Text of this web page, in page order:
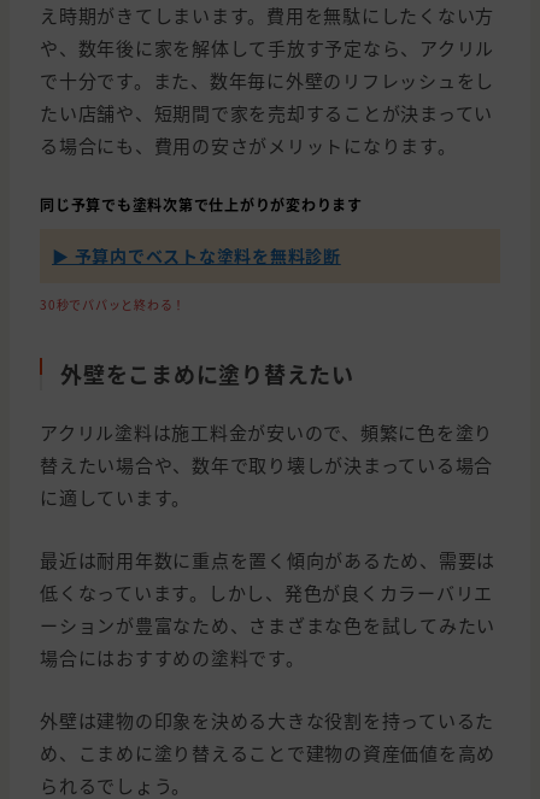
え時期がきてしまいます。費用を無駄にしたくない方
や、数年後に家を解体して手放す予定なら、アクリル
で十分です。また、数年毎に外壁のリフレッシュをし
たい店舗や、短期間で家を売却することが決まってい
る場合にも、費用の安さがメリットになります。
同じ予算でも塗料次第で仕上がりが変わります
▶ 予算内でベストな塗料を無料診断
30秒でパパッと終わる！
外壁をこまめに塗り替えたい
アクリル塗料は施工料金が安いので、頻繁に色を塗り
替えたい場合や、数年で取り壊しが決まっている場合
に適しています。
最近は耐用年数に重点を置く傾向があるため、需要は
低くなっています。しかし、発色が良くカラーバリエ
ーションが豊富なため、さまざまな色を試してみたい
場合にはおすすめの塗料です。
外壁は建物の印象を決める大きな役割を持っているた
め、こまめに塗り替えることで建物の資産価値を高め
られるでしょう。